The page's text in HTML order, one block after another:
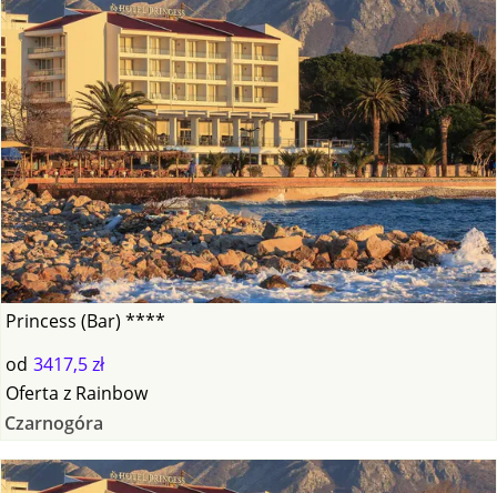
Princess (Bar) ****
od 3417,5 zł
Oferta z Rainbow
Czarnogóra